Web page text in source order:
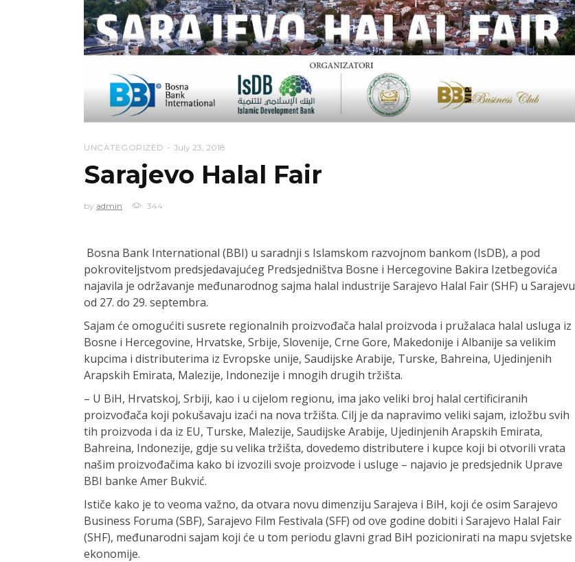
UNCATEGORIZED July 23, 2018
Sarajevo Halal Fair
by admin 344
Bosna Bank International (BBI) u saradnji s Islamskom razvojnom bankom (IsDB), a pod
pokroviteljstvom predsjedavajućeg Predsjedništva Bosne i Hercegovine Bakira Izetbegovića
najavila je održavanje međunarodnog sajma halal industrije Sarajevo Halal Fair (SHF) u Sarajevu
od 27. do 29. septembra.
Sajam će omogućiti susrete regionalnih proizvođača halal proizvoda i pružalaca halal usluga iz
Bosne i Hercegovine, Hrvatske, Srbije, Slovenije, Crne Gore, Makedonije i Albanije sa velikim
kupcima i distributerima iz Evropske unije, Saudijske Arabije, Turske, Bahreina, Ujedinjenih
Arapskih Emirata, Malezije, Indonezije i mnogih drugih tržišta.
– U BiH, Hrvatskoj, Srbiji, kao i u cijelom regionu, ima jako veliki broj halal certificiranih
proizvođača koji pokušavaju izaći na nova tržišta. Cilj je da napravimo veliki sajam, izložbu svih
tih proizvoda i da iz EU, Turske, Malezije, Saudijske Arabije, Ujedinjenih Arapskih Emirata,
Bahreina, Indonezije, gdje su velika tržišta, dovedemo distributere i kupce koji bi otvorili vrata
našim proizvođačima kako bi izvozili svoje proizvode i usluge – najavio je predsjednik Uprave
BBI banke Amer Bukvić.
Ističe kako je to veoma važno, da otvara novu dimenziju Sarajeva i BiH, koji će osim Sarajevo
Business Foruma (SBF), Sarajevo Film Festivala (SFF) od ove godine dobiti i Sarajevo Halal Fair
(SHF), međunarodni sajam koji će u tom periodu glavni grad BiH pozicionirati na mapu svjetske
ekonomije.